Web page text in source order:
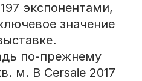
экспонентами,
значение
по-прежнему
м. В Cersaie 2017